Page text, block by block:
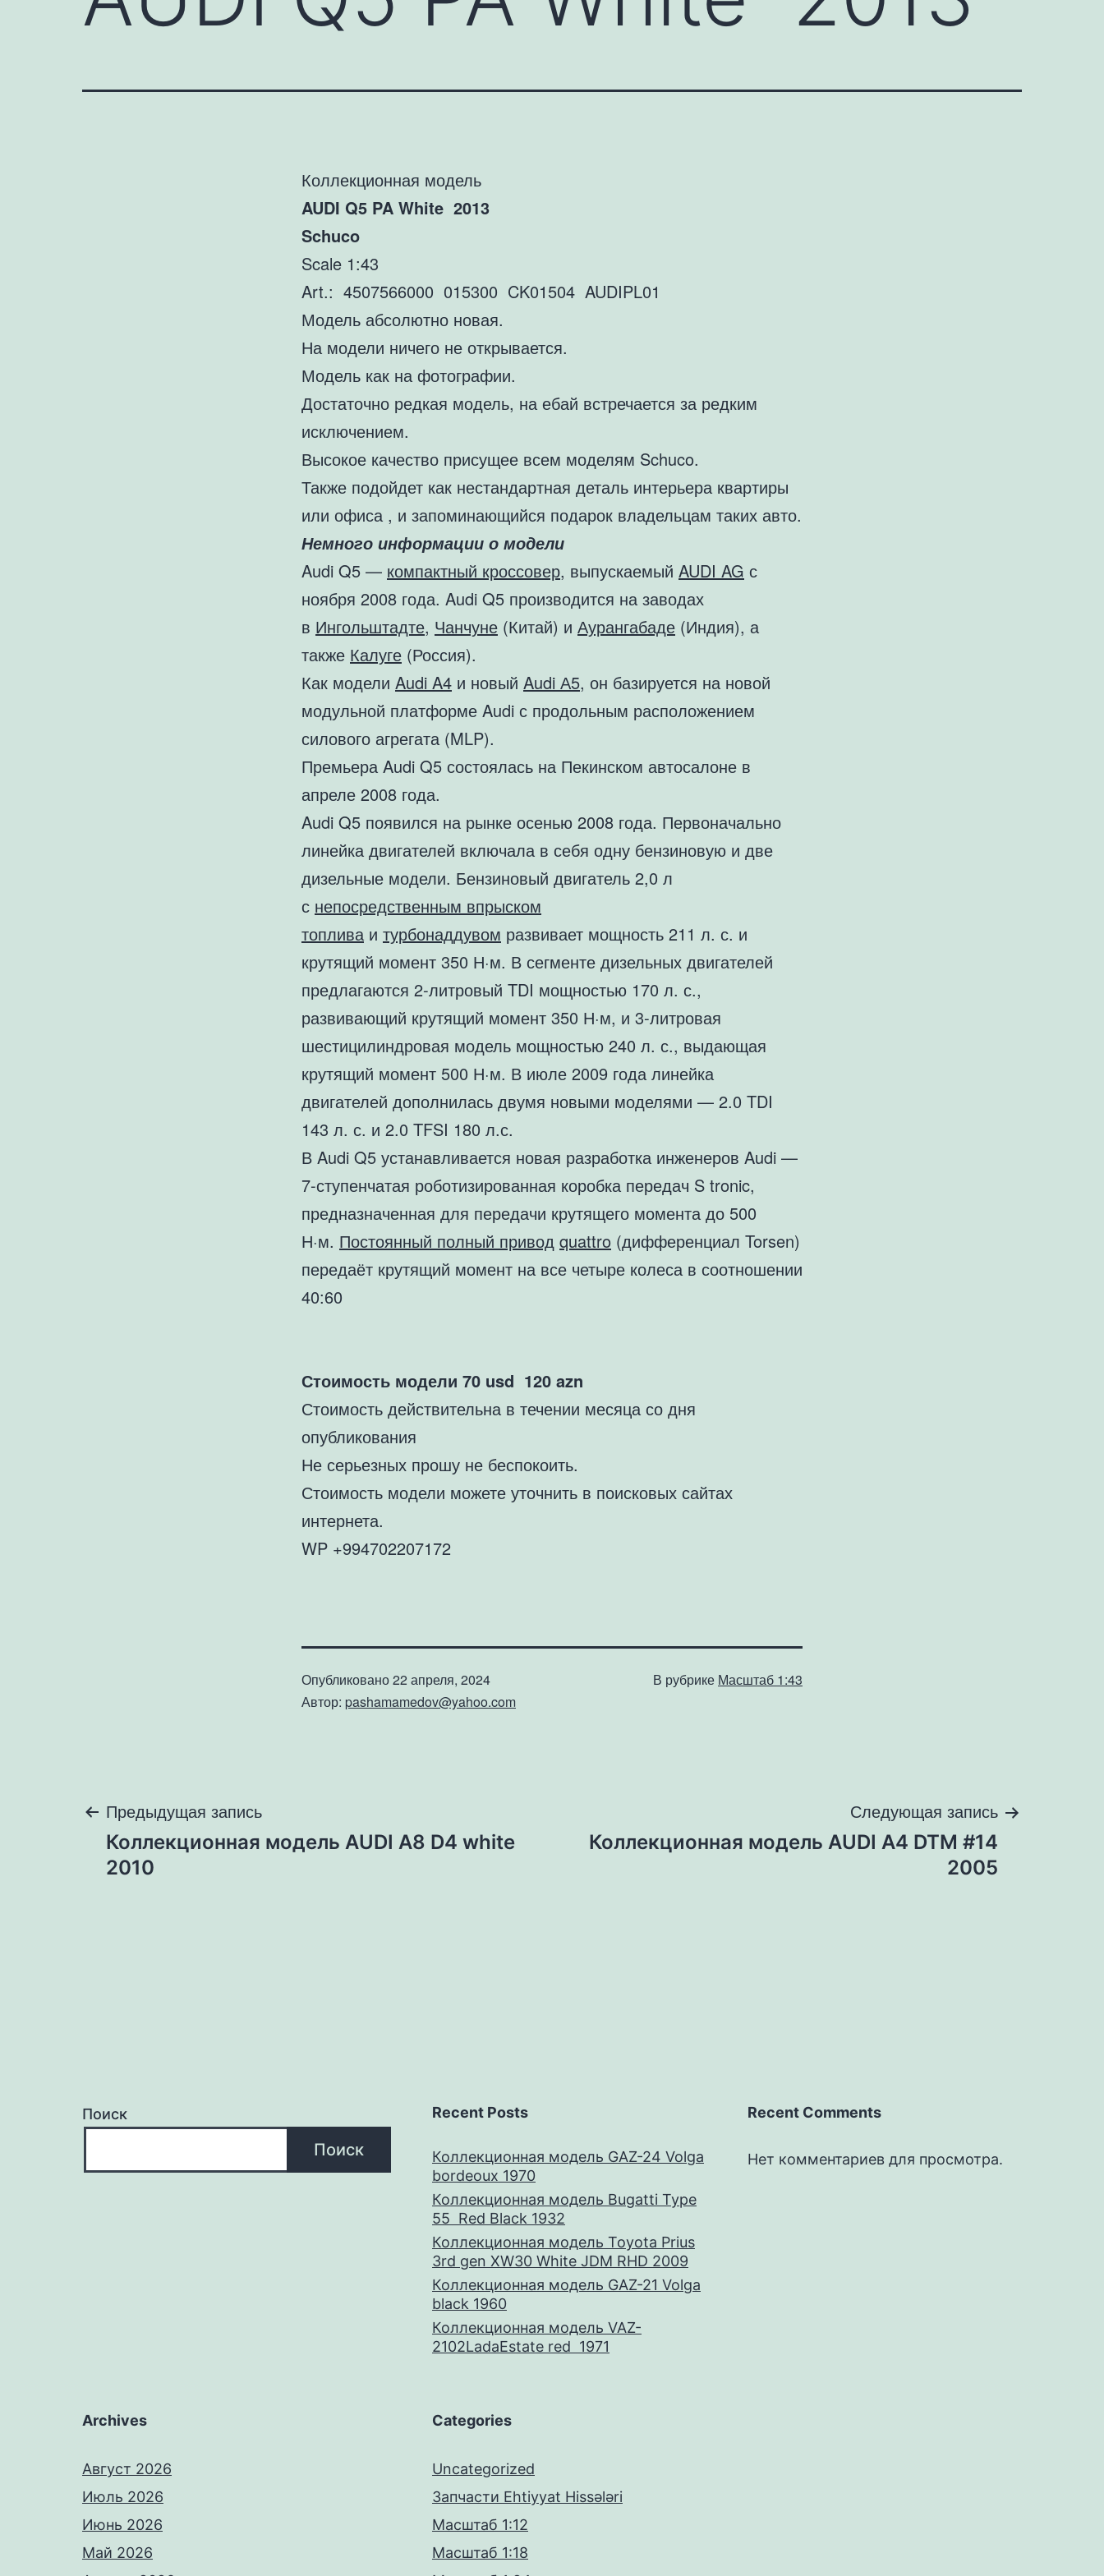
Коллекционная модель
AUDI Q5 PA White 2013
Schuco
Scale 1:43
Art.: 4507566000 015300 CK01504 AUDIPL01
Модель абсолютно новая.
На модели ничего не открывается.
Модель как на фотографии.
Достаточно редкая модель, на ебай встречается за редким
исключением.
Высокое качество присущее всем моделям Schuco.
Также подойдет как нестандартная деталь интерьера квартиры
или офиса , и запоминающийся подарок владельцам таких авто.
Немного информации о модели
Audi Q5 — компактный кроссовер, выпускаемый AUDI AG с
ноября 2008 года. Audi Q5 производится на заводах
в Ингольштадте, Чанчуне (Китай) и Аурангабаде (Индия), а
также Калуге (Россия).
Как модели Audi A4 и новый Audi А5, он базируется на новой
модульной платформе Audi с продольным расположением
силового агрегата (MLP).
Премьера Audi Q5 состоялась на Пекинском автосалоне в
апреле 2008 года.
Audi Q5 появился на рынке осенью 2008 года. Первоначально
линейка двигателей включала в себя одну бензиновую и две
дизельные модели. Бензиновый двигатель 2,0 л
с непосредственным впрыском
топлива и турбонаддувом развивает мощность 211 л. с. и
крутящий момент 350 Н·м. В сегменте дизельных двигателей
предлагаются 2-литровый TDI мощностью 170 л. с.,
развивающий крутящий момент 350 Н·м, и 3-литровая
шестицилиндровая модель мощностью 240 л. с., выдающая
крутящий момент 500 Н·м. В июле 2009 года линейка
двигателей дополнилась двумя новыми моделями — 2.0 TDI
143 л. с. и 2.0 TFSI 180 л.с.
В Audi Q5 устанавливается новая разработка инженеров Audi —
7-ступенчатая роботизированная коробка передач S tronic,
предназначенная для передачи крутящего момента до 500
Н·м. Постоянный полный привод quattro (дифференциал Torsen)
передаёт крутящий момент на все четыре колеса в соотношении
40:60
Стоимость модели 70 usd 120 azn
Стоимость действительна в течении месяца со дня
опубликования
Не серьезных прошу не беспокоить.
Стоимость модели можете уточнить в поисковых сайтах
интернета.
WP +994702207172
Опубликовано22 апреля, 2024
Автор: pashamamedov@yahoo.com
В рубрике Масштаб 1:43
Навигация
по
Предыдущая запись
Коллекционная модель AUDI A8 D4 white
2010
Следующая запись
Коллекционная модель AUDI A4 DTM #14
2005
Поиск
Поиск
Recent Posts
Коллекционная модель GAZ-24 Volga
bordeoux 1970
Коллекционная модель Bugatti Type
55 Red Black 1932
Коллекционная модель Toyota Prius
3rd gen XW30 White JDM RHD 2009
Коллекционная модель GAZ-21 Volga
black 1960
Коллекционная модель VAZ-
2102LadaEstate red 1971
Recent Comments
Нет комментариев для просмотра.
Archives
Август 2026
Июль 2026
Июнь 2026
Май 2026
Categories
Uncategorized
Запчасти Ehtiyyat Hissələri
Масштаб 1:12
Масштаб 1:18